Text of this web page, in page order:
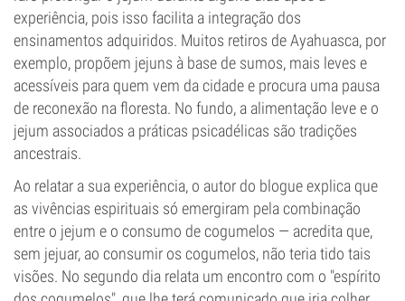
experiência, pois isso facilita a integração dos
ensinamentos adquiridos. Muitos retiros de Ayahuasca, por
exemplo, propõem jejuns à base de sumos, mais leves e
acessíveis para quem vem da cidade e procura uma pausa
de reconexão na floresta. No fundo, a alimentação leve e o
jejum associados a práticas psicadélicas são tradições
ancestrais.
Ao relatar a sua experiência, o autor do blogue explica que
as vivências espirituais só emergiram pela combinação
entre o jejum e o consumo de cogumelos — acredita que,
sem jejuar, ao consumir os cogumelos, não teria tido tais
visões. No segundo dia relata um encontro com o "espírito